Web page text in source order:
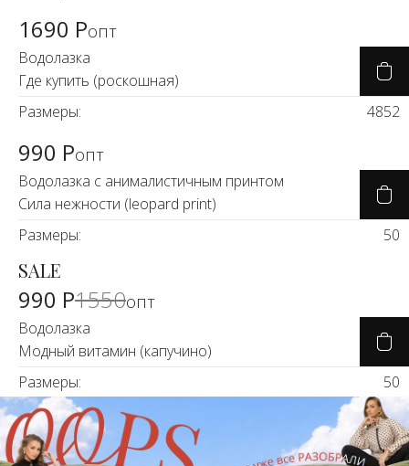
1690 Ропт
Водолазка
Где купить (роскошная)
Размеры:
4852
990 Ропт
Водолазка с анималистичным принтом
Сила нежности (leopard print)
Размеры:
50
-34%
SALE
990 Р1550опт
Водолазка
Модный витамин (капучино)
Размеры:
50